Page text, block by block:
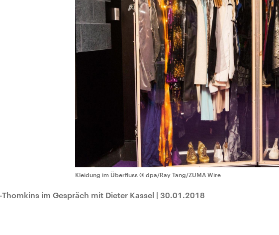
Kleidung im Überfluss © dpa/Ray Tang/ZUMA Wire
im Gespräch mit Dieter Kassel | 30.01.2018